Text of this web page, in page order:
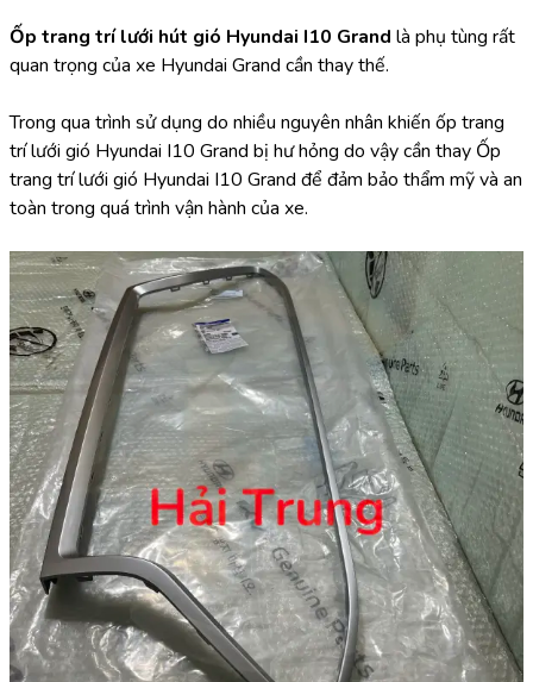
Ốp trang trí lưới hút gió Hyundai I10 Grand là phụ tùng rất
quan trọng của xe Hyundai Grand cần thay thế.
Trong qua trình sử dụng do nhiều nguyên nhân khiến ốp trang
trí lưới gió Hyundai I10 Grand bị hư hỏng do vậy cần thay Ốp
trang trí lưới gió Hyundai I10 Grand để đảm bảo thẩm mỹ và an
toàn trong quá trình vận hành của xe.